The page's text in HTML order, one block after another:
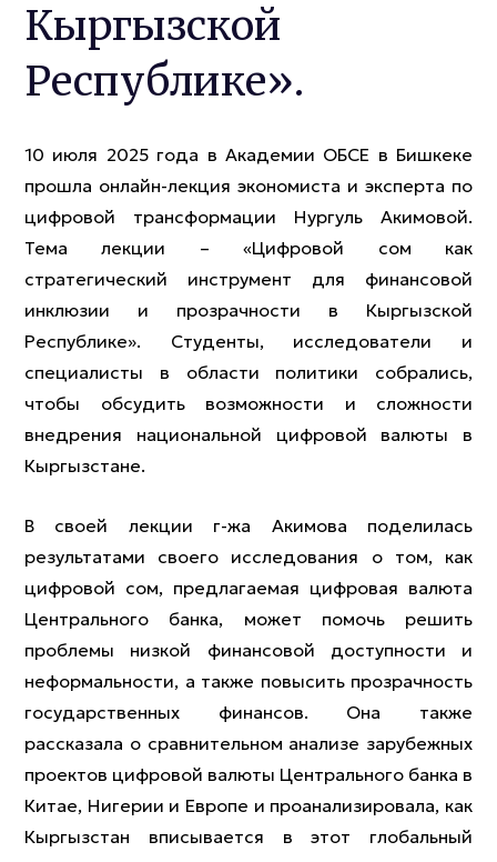
Кыргызской
Республике».
10 июля 2025 года в Академии ОБСЕ в Бишкеке
прошла онлайн-лекция экономиста и эксперта по
цифровой трансформации Нургуль Акимовой.
Тема лекции – «Цифровой сом как
стратегический инструмент для финансовой
инклюзии и прозрачности в Кыргызской
Республике». Студенты, исследователи и
специалисты в области политики собрались,
чтобы обсудить возможности и сложности
внедрения национальной цифровой валюты в
Кыргызстане.
В своей лекции г-жа Акимова поделилась
результатами своего исследования о том, как
цифровой сом, предлагаемая цифровая валюта
Центрального банка, может помочь решить
проблемы низкой финансовой доступности и
неформальности, а также повысить прозрачность
государственных финансов. Она также
рассказала о сравнительном анализе зарубежных
проектов цифровой валюты Центрального банка в
Китае, Нигерии и Европе и проанализировала, как
Кыргызстан вписывается в этот глобальный